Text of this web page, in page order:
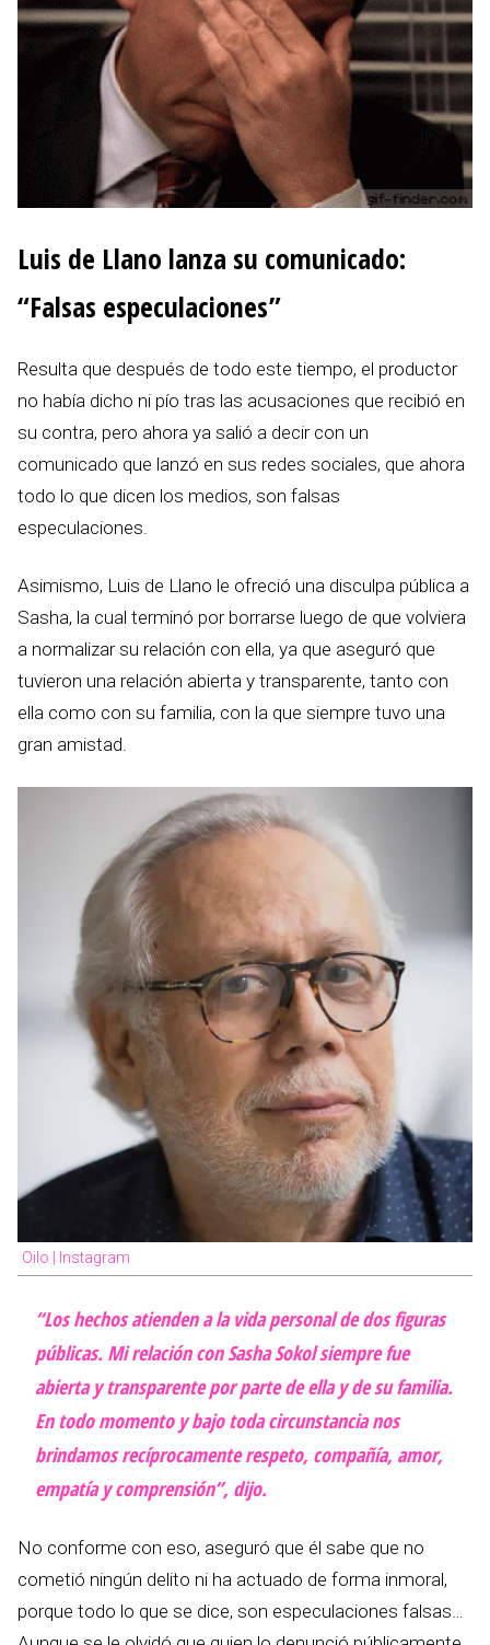
Luis de Llano lanza su comunicado:
“Falsas especulaciones”
Resulta que después de todo este tiempo, el productor
no había dicho ni pío tras las acusaciones que recibió en
su contra, pero ahora ya salió a decir con un
comunicado que lanzó en sus redes sociales, que ahora
todo lo que dicen los medios, son falsas
especulaciones.
Asimismo, Luis de Llano le ofreció una disculpa pública a
Sasha, la cual terminó por borrarse luego de que volviera
a normalizar su relación con ella, ya que aseguró que
tuvieron una relación abierta y transparente, tanto con
ella como con su familia, con la que siempre tuvo una
gran amistad.
Oilo | Instagram
“Los hechos atienden a la vida personal de dos figuras
públicas. Mi relación con Sasha Sokol siempre fue
abierta y transparente por parte de ella y de su familia.
En todo momento y bajo toda circunstancia nos
brindamos recíprocamente respeto, compañía, amor,
empatía y comprensión”, dijo.
No conforme con eso, aseguró que él sabe que no
cometió ningún delito ni ha actuado de forma inmoral,
porque todo lo que se dice, son especulaciones falsas…